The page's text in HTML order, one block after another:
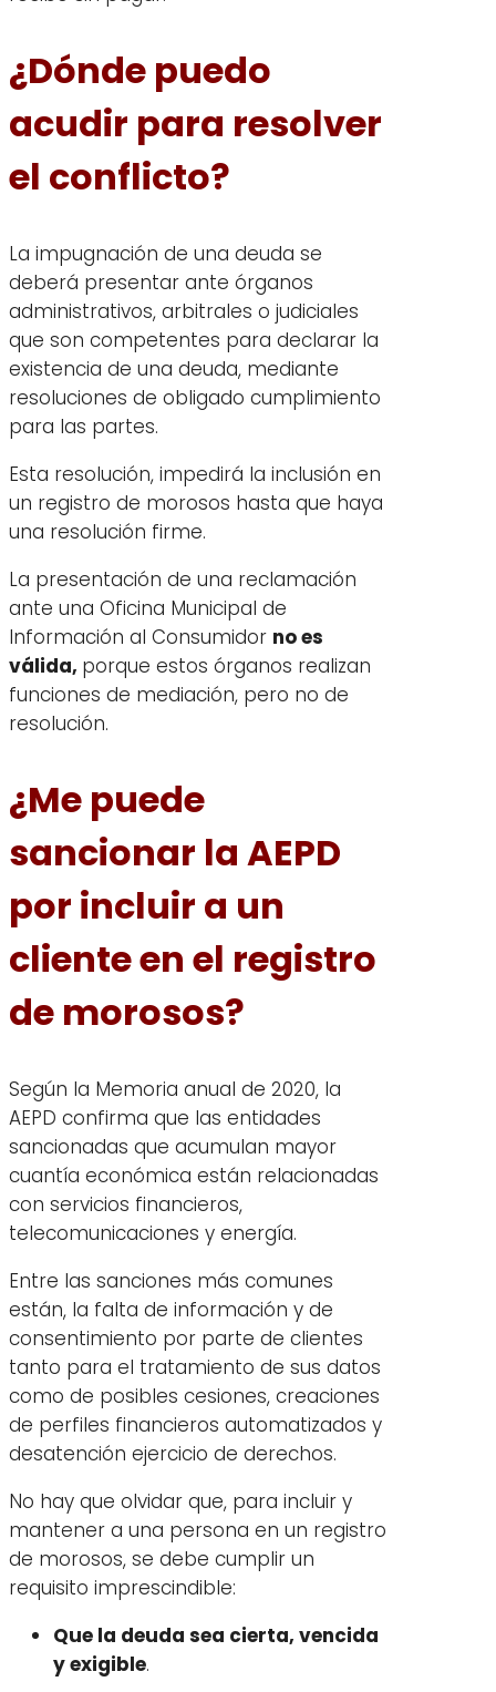
¿Dónde puedo
acudir para resolver
el conflicto?
La impugnación de una deuda se
deberá presentar ante órganos
administrativos, arbitrales o judiciales
que son competentes para declarar la
existencia de una deuda, mediante
resoluciones de obligado cumplimiento
para las partes.
Esta resolución, impedirá la inclusión en
un registro de morosos hasta que haya
una resolución firme.
La presentación de una reclamación
ante una Oficina Municipal de
Información al Consumidor no es
válida, porque estos órganos realizan
funciones de mediación, pero no de
resolución.
¿Me puede
sancionar la AEPD
por incluir a un
cliente en el registro
de morosos?
Según la Memoria anual de 2020, la
AEPD confirma que las entidades
sancionadas que acumulan mayor
cuantía económica están relacionadas
con servicios financieros,
telecomunicaciones y energía.
Entre las sanciones más comunes
están, la falta de información y de
consentimiento por parte de clientes
tanto para el tratamiento de sus datos
como de posibles cesiones, creaciones
de perfiles financieros automatizados y
desatención ejercicio de derechos.
No hay que olvidar que, para incluir y
mantener a una persona en un registro
de morosos, se debe cumplir un
requisito imprescindible:
Que la deuda sea cierta, vencida
y exigible.